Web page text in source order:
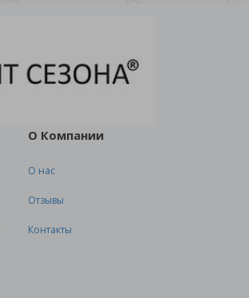
О Компании
О нас
Отзывы
Контакты